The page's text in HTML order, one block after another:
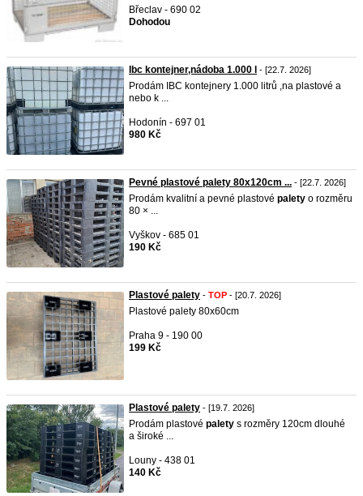
Břeclav - 690 02
Dohodou
Ibc kontejner,nádoba 1.000 l - [22.7. 2026]
Prodám IBC kontejnery 1.000 litrů ,na plastové a
nebo k ...
Hodonín - 697 01
980 Kč
Pevné plastové palety 80x120cm ... - [22.7. 2026]
Prodám kvalitní a pevné plastové palety o rozměru
80 × ...
Vyškov - 685 01
190 Kč
Plastové palety - TOP - [20.7. 2026]
Plastové palety 80x60cm
Praha 9 - 190 00
199 Kč
Plastové palety - [19.7. 2026]
Prodám plastové palety s rozměry 120cm dlouhé
a široké ...
Louny - 438 01
140 Kč